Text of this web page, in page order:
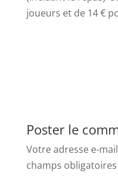
joueurs et de 14 €
Poster le
Votre adresse e-
champs